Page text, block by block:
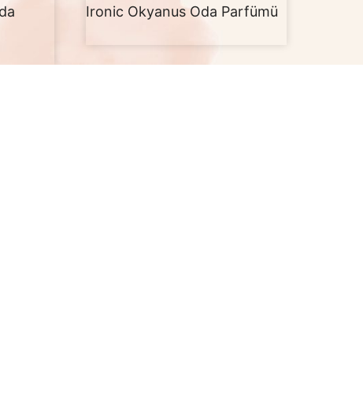
Ironic Okyanus Oda Parfümü
Ironic Dağ